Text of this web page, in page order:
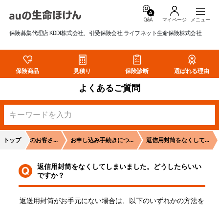
Q&A マイページ
保険募集代理店:KDDI株式会社、引受保険会社:ライフネット生命保険株式会社
保険商品 見積り 保険診断 選ばれる理由
よくあるご質問
トップ
をご検討のお客さ... お申し込み手続きにつ... 返信用封筒をなくして...
返信用封筒をなくしてしまいました。どうしたらいい
ですか？
返送用封筒がお手元にない場合は、以下のいずれかの方法を